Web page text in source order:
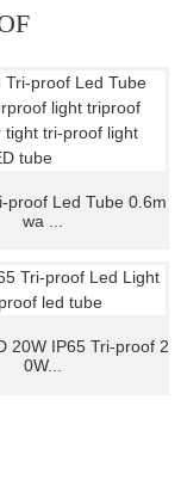
proof Led Tube 0.6m
wa ...
20W IP65 Tri-proof 2
0W...